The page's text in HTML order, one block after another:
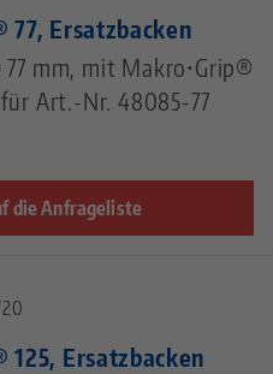
77, Ersatzbacken
mm, mit Makro•Grip®
Art.-Nr. 48085-77
die Anfrageliste
125, Ersatzbacken